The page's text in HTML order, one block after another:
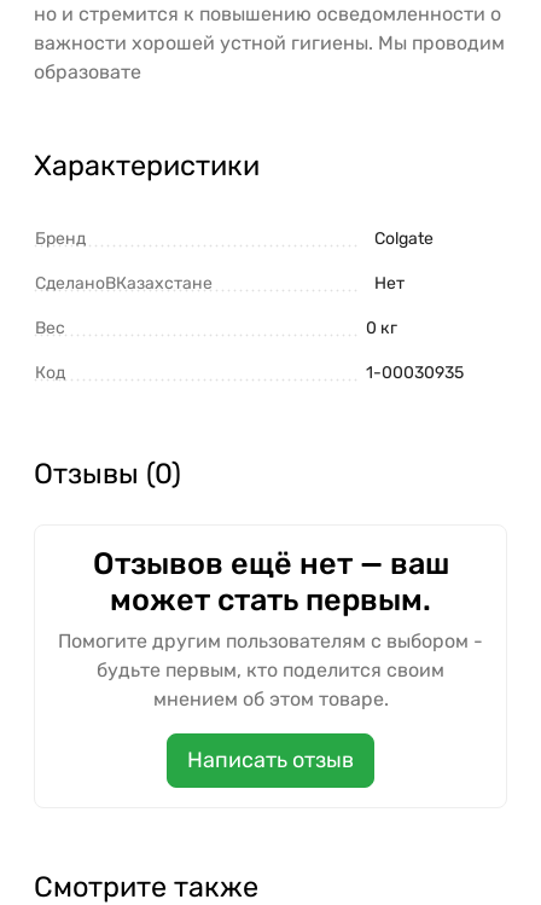
но и стремится к повышению осведомленности о
важности хорошей устной гигиены. Мы проводим
образовате
Характеристики
Бренд Colgate
СделаноВКазахстане Нет
Вес 0 кг
Код 1-00030935
Отзывы (0)
Отзывов ещё нет — ваш
может стать первым.
Помогите другим пользователям с выбором -
будьте первым, кто поделится своим
мнением об этом товаре.
Написать отзыв
Смотрите также